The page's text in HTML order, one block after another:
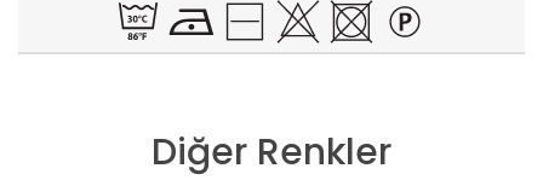
Diğer Renkler